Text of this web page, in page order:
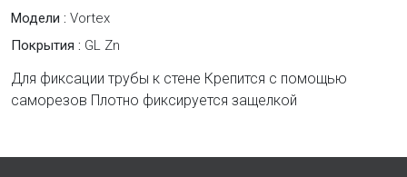
Модели : Vortex
Покрытия : GL Zn
Для фиксации трубы к стене Крепится с помощью
саморезов Плотно фиксируется защелкой